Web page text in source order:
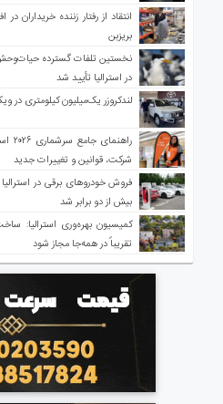
انتقاد از رفتار زننده خریداران
بریزبن
نخستین تلفات گسترده حیات‌وحش
در استرالیا تأیید شد
لندکروزر یک‌میلیون کیلومتری در
شرکت، قوانین و تغییرات جدید
فروش خودروهای برقی در
بیش از دو برابر شد
کمیسیون بهره‌وری استرالیا:
تقریباً در همه‌جا مجاز شود